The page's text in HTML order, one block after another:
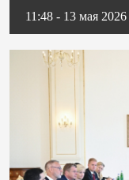
11:48 - 13 мая 2026